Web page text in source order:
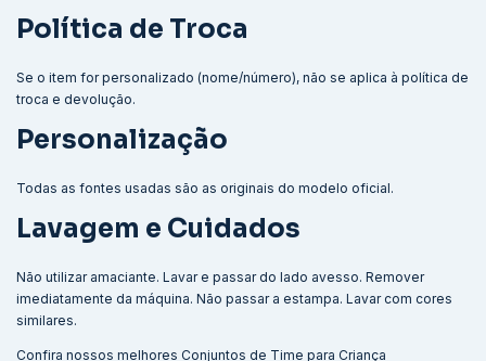
Política de Troca
Se o item for personalizado (nome/número), não se aplica à política de
troca e devolução.
Personalização
Todas as fontes usadas são as originais do modelo oficial.
Lavagem e Cuidados
Não utilizar amaciante. Lavar e passar do lado avesso. Remover
imediatamente da máquina. Não passar a estampa. Lavar com cores
similares.
Confira nossos melhores Conjuntos de Time para Criança